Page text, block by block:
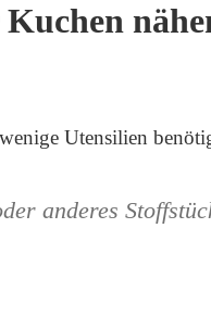
Utensilien
anderes